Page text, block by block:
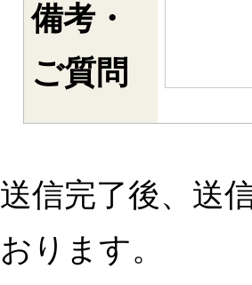
備考・
ご質問
送信完了後、送
おります。